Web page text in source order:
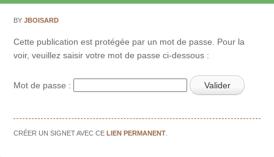
BYJBOISARD
Cette publication est protégée par un mot de passe. Pour la
voir, veuillez saisir votre mot de passe ci-dessous :
Mot de passe :
CRÉER UN SIGNET AVEC CELIEN PERMANENT